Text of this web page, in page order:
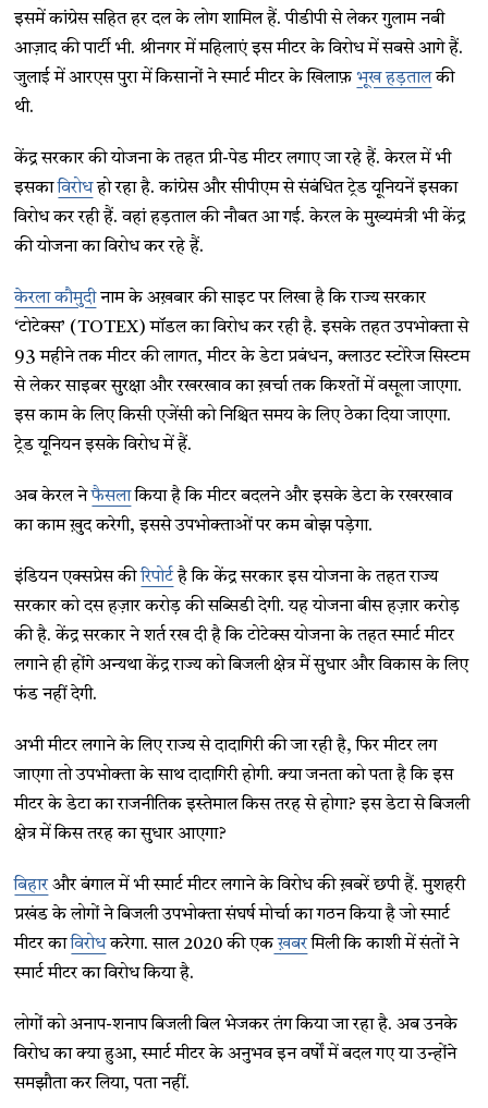
इसमें कांग्रेस सहित हर दल के लोग शामिल हैं. पीडीपी से लेकर गुलाम नबी
आज़ाद की पार्टी भी. श्रीनगर में महिलाएं इस मीटर के विरोध में सबसे आगे हैं.
जुलाई में आरएस पुरा में किसानों ने स्मार्ट मीटर के खिलाफ़भूख हड़तालकी
थी.
केंद्र सरकार की योजना के तहत प्री-पेड मीटर लगाए जा रहे हैं. केरल में भी
इसकाविरोधहो रहा है. कांग्रेस और सीपीएम से संबंधित ट्रेड यूनियनें इसका
विरोध कर रही हैं. वहां हड़ताल की नौबत आ गई. केरल के मुख्यमंत्री भी केंद्र
की योजना का विरोध कर रहे हैं.
केरला कौमुदीनाम के अख़बार की साइट पर लिखा है कि राज्य सरकार
‘टोटेक्स’ (TOTEX) मॉडल का विरोध कर रही है. इसके तहत उपभोक्ता से
93 महीने तक मीटर की लागत, मीटर के डेटा प्रबंधन, क्लाउट स्टोरेज सिस्टम
से लेकर साइबर सुरक्षा और रखरखाव का ख़र्चा तक किश्तों में वसूला जाएगा.
इस काम के लिए किसी एजेंसी को निश्चित समय के लिए ठेका दिया जाएगा.
ट्रेड यूनियन इसके विरोध में हैं.
अब केरल नेफैसलाकिया है कि मीटर बदलने और इसके डेटा के रखरखाव
का काम ख़ुद करेगी, इससे उपभोक्ताओं पर कम बोझ पड़ेगा.
इंडियन एक्सप्रेस कीरिपोर्टहै कि केंद्र सरकार इस योजना के तहत राज्य
सरकार को दस हज़ार करोड़ की सब्सिडी देगी. यह योजना बीस हज़ार करोड़
की है. केंद्र सरकार ने शर्त रख दी है कि टोटेक्स योजना के तहत स्मार्ट मीटर
लगाने ही होंगे अन्यथा केंद्र राज्य को बिजली क्षेत्र में सुधार और विकास के लिए
फंड नहीं देगी.
अभी मीटर लगाने के लिए राज्य से दादागिरी की जा रही है, फिर मीटर लग
जाएगा तो उपभोक्ता के साथ दादागिरी होगी. क्या जनता को पता है कि इस
मीटर के डेटा का राजनीतिक इस्तेमाल किस तरह से होगा? इस डेटा से बिजली
क्षेत्र में किस तरह का सुधार आएगा?
बिहारऔर बंगाल में भी स्मार्ट मीटर लगाने के विरोध की ख़बरें छपी हैं. मुशहरी
प्रखंड के लोगों ने बिजली उपभोक्ता संघर्ष मोर्चा का गठन किया है जो स्मार्ट
मीटर काविरोधकरेगा. साल 2020 की एकख़बरमिली कि काशी में संतों ने
स्मार्ट मीटर का विरोध किया है.
लोगों को अनाप-शनाप बिजली बिल भेजकर तंग किया जा रहा है. अब उनके
विरोध का क्या हुआ, स्मार्ट मीटर के अनुभव इन वर्षों में बदल गए या उन्होंने
समझौता कर लिया, पता नहीं.